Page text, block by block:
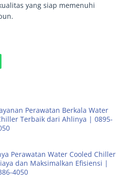
yang siap memenuhi
Perawatan Berkala Water
Terbaik dari Ahlinya | 0895-
Perawatan Water Cooled Chiller
dan Maksimalkan Efisiensi |
4050